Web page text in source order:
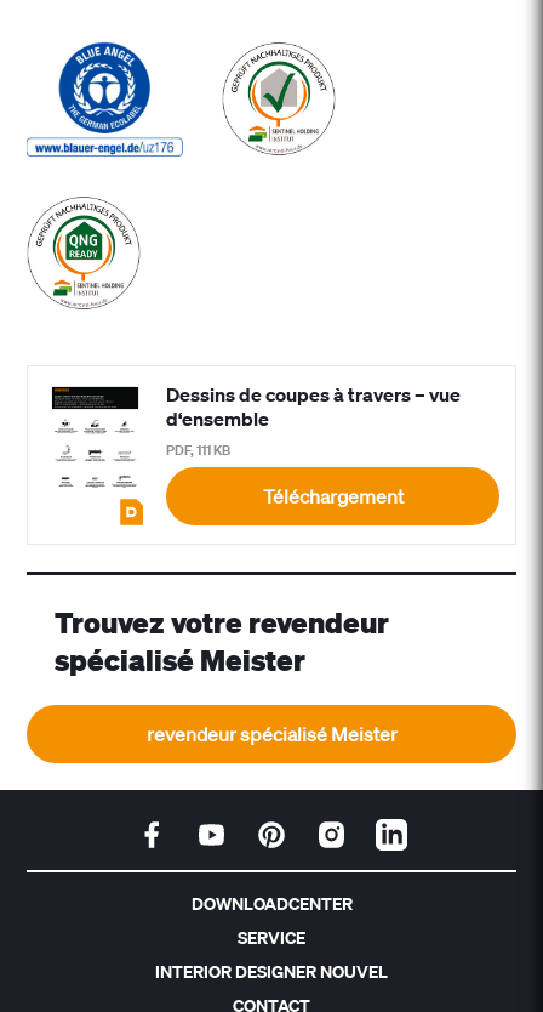
Dessins de coupes à travers – vue
d‘ensemble
PDF, 111 KB
Téléchargement
Trouvez votre revendeur
spécialisé Meister
revendeur spécialisé Meister
DOWNLOADCENTER
SERVICE
INTERIOR DESIGNER NOUVEL
CONTACT